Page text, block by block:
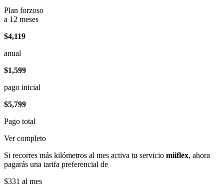
Plan forzoso
a 12 meses
$4,119
anual
$1,599
pago inicial
$5,799
Pago total
Ver completo
Si recorres más kilómetros al mes activa tu servicio miiflex, ahora
pagarás una tarifa preferencial de
$331 al mes